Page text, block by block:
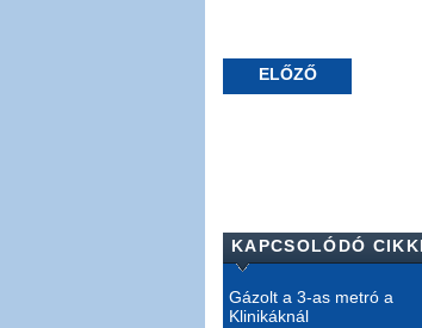
ELŐZŐ
KAPCSOLÓDÓ
Gázolt a 3-as metró a
Klinikáknál